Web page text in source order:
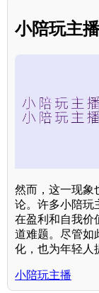
小陪玩主
然而，这一现象
论。许多小陪玩
在盈利和自我价
道难题。尽管如
化，也为年轻人
小陪玩主播